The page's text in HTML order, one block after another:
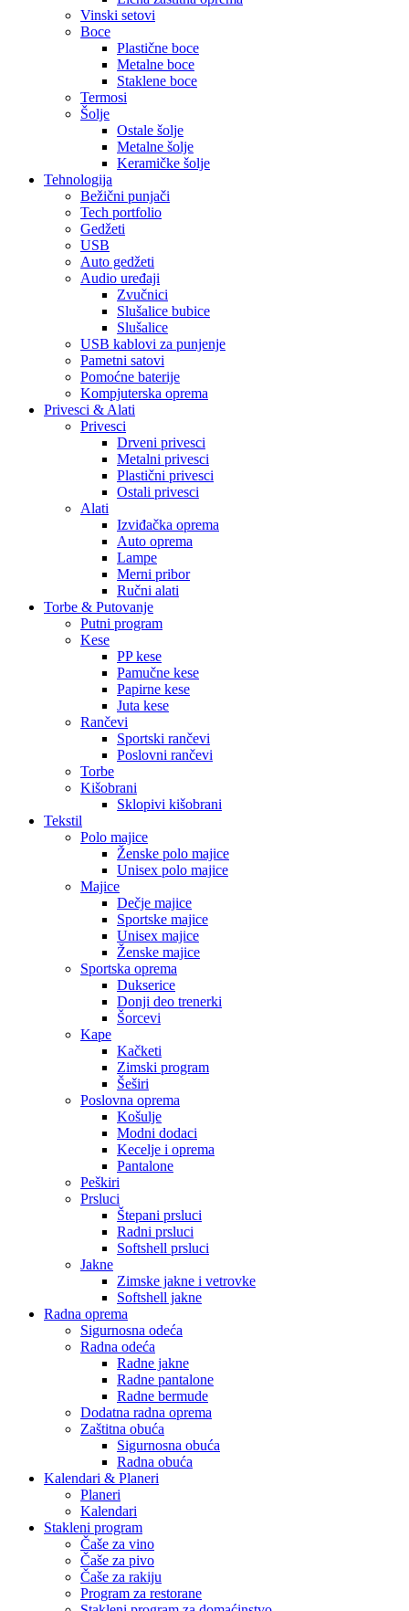
Vinski setovi
Boce
Plastične boce
Metalne boce
Staklene boce
Termosi
Šolje
Ostale šolje
Metalne šolje
Keramičke šolje
Tehnologija
Bežični punjači
Tech portfolio
Gedžeti
USB
Auto gedžeti
Audio uređaji
Zvučnici
Slušalice bubice
Slušalice
USB kablovi za punjenje
Pametni satovi
Pomoćne baterije
Kompjuterska oprema
Privesci & Alati
Privesci
Drveni privesci
Metalni privesci
Plastični privesci
Ostali privesci
Alati
Izviđačka oprema
Auto oprema
Lampe
Merni pribor
Ručni alati
Torbe & Putovanje
Putni program
Kese
PP kese
Pamučne kese
Papirne kese
Juta kese
Rančevi
Sportski rančevi
Poslovni rančevi
Torbe
Kišobrani
Sklopivi kišobrani
Tekstil
Polo majice
Ženske polo majice
Unisex polo majice
Majice
Dečje majice
Sportske majice
Unisex majice
Ženske majice
Sportska oprema
Dukserice
Donji deo trenerki
Šorcevi
Kape
Kačketi
Zimski program
Šeširi
Poslovna oprema
Košulje
Modni dodaci
Kecelje i oprema
Pantalone
Peškiri
Prsluci
Štepani prsluci
Radni prsluci
Softshell prsluci
Jakne
Zimske jakne i vetrovke
Softshell jakne
Radna oprema
Sigurnosna odeća
Radna odeća
Radne jakne
Radne pantalone
Radne bermude
Dodatna radna oprema
Zaštitna obuća
Sigurnosna obuća
Radna obuća
Kalendari & Planeri
Planeri
Kalendari
Stakleni program
Čaše za vino
Čaše za pivo
Čaše za rakiju
Program za restorane